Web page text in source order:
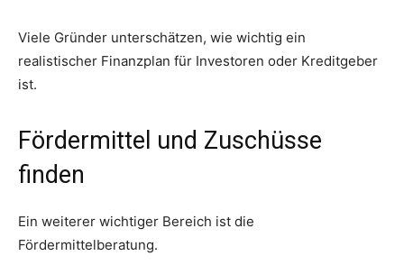
Viele Gründer unterschätzen, wie wichtig ein
realistischer Finanzplan für Investoren oder Kreditgeber
ist.
Fördermittel und Zuschüsse
finden
Ein weiterer wichtiger Bereich ist die
Fördermittelberatung.